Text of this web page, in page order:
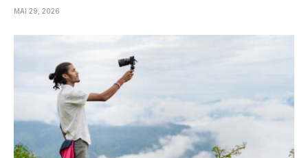
MAI 29, 2026